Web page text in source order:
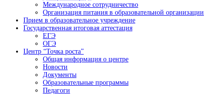
Международное сотрудничество
Организация питания в образовательной организации
Прием в образовательное учреждение
Государственная итоговая аттестация
ЕГЭ
ОГЭ
Центр “Точка роста”
Общая информация о центре
Новости
Документы
Образовательные программы
Педагоги